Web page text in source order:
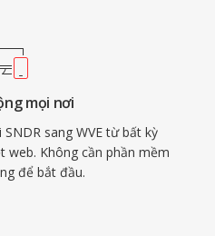
mọi nơi
sang WVE từ bất kỳ
web. Không cần phần mềm
để bắt đầu.